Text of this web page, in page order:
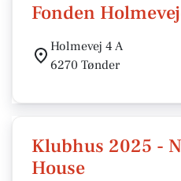
Fonden
Holmevej 4 A
6270 Tønder
Klubhus 2025 -
House